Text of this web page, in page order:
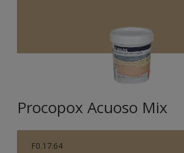
Procopox Acuoso Mix
F0.17.64